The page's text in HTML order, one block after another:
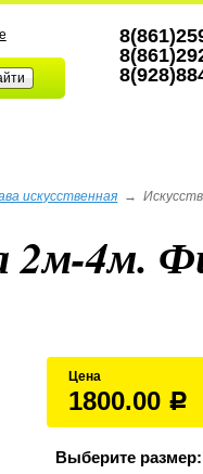
искусственная →
2м-4м.
Цена
1800.00 Р
Выберите размер: